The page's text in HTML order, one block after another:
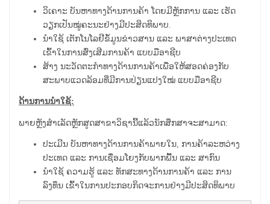
ວິເຄາະ ບັນຫາທາງດ້ານການຄ້າ ໂດຍມີຫຼັກການ ແລະ ເຮັດ
ວຽກເປັນໝູ່ຄະນະຢ່າງມີປະສິດທິພາບ.
ນຳ​ໃຊ້​ ເຕັກ​ໂນ​ໂລ​ຢີ​ຂໍ້ມູນຂ່າວ​ສານ​ ແລະ ພາສາຕ່າງປະເທດ
ເຂົ້າໃນການສົ່ງເສີມການຄ້າ ແບບມືອາຊີບ
ສ້າງ ນະວັດຕະກຳທາງດ້ານການຄ້າເພື່ອໃຫ້ສອດຄ່ອງກັບ
ສະພາບແວດລ້ອມທີ່ມີການປ່ຽນແປງໃໝ່ ແບບມືອາຊີບ
ດ້ານການນຳໃຊ້:
ພາຍຫຼັງສຳເລັດຫຼັກສູດສາຂາວິຊານີ້ແລ້ວນັກສຶກສາຈະສາມາດ:
ປະເມີນ ບັນຫາທາງ​ດ້ານ​​​​​​​​​​ການ​ຄ້າພາຍໃນ, ການຄ້າລະຫວ່າງ
ປະເທດ ແລະ ການເຊື່ອມໂຍງກັບພາກພື້ນ ແລະ ສາກົນ
ນຳ​ໃຊ້ ຄວາມຮູ້ ແລະ ທັກສະທາງດ້ານການຄ້າ ແລະ ການ
ລົງທຶນ ເຂົ້າໃນການປະກອບກິດຈະການຢ່າງມີປະສິດທິພາບ